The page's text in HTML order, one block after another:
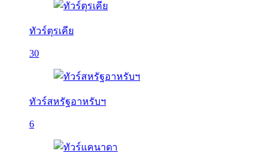
ทัวร์ตุรเคีย
30
ทัวร์สหรัฐอาหรับฯ
6